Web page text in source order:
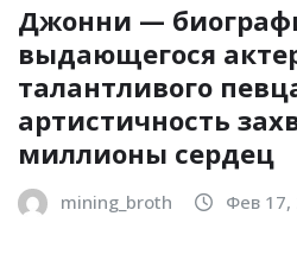
Джонни —
выдающегося
талантливого
артистичность
миллионы сердец
mining_broth Фев 17,